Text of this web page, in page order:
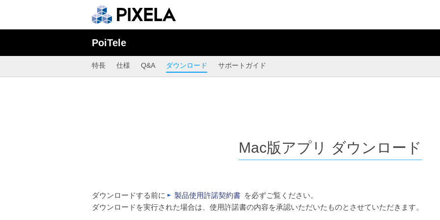
PoiTele
特長 仕様 Q&A ダウンロード サポートガイド
Mac版アプリ ダウンロード
ダウンロードする前に 製品使用許諾契約書 を必ずご覧ください。
ダウンロードを実行された場合は、使用許諾書の内容を承認いただいたものとさせていただきます。